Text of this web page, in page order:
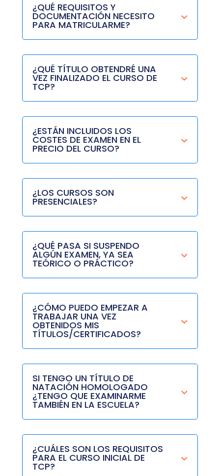
¿QUÉ REQUISITOS Y
DOCUMENTACIÓN NECESITO
PARA MATRICULARME?
¿QUÉ TÍTULO OBTENDRÉ UNA
VEZ FINALIZADO EL CURSO DE
TCP?
¿ESTÁN INCLUIDOS LOS
COSTES DE EXAMEN EN EL
PRECIO DEL CURSO?
¿LOS CURSOS SON
PRESENCIALES?
¿QUÉ PASA SI SUSPENDO
ALGÚN EXAMEN, YA SEA
TEÓRICO O PRÁCTICO?
¿CÓMO PUEDO EMPEZAR A
TRABAJAR UNA VEZ
OBTENIDOS MIS
TÍTULOS/CERTIFICADOS?
SI TENGO UN TÍTULO DE
NATACIÓN HOMOLOGADO
¿TENGO QUE EXAMINARME
TAMBIÉN EN LA ESCUELA?
¿CUÁLES SON LOS REQUISITOS
PARA EL CURSO INICIAL DE
TCP?